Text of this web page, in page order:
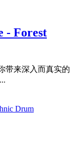
- Forest
带来深入而真实的